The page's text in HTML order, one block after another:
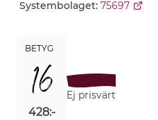
Systembolaget: 75697
BETYG
16
428:-
Ej prisvärt